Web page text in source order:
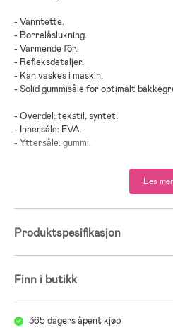
- Vanntette.
- Borrelåslukning.
- Varmende fôr.
- Refleksdetaljer.
- Kan vaskes i maskin.
- Solid gummisåle for optimalt
- Overdel: tekstil, syntet.
- Innersåle: EVA.
- Yttersåle: gummi.
Les mer
Produktspesifikasjon
Finn i butikk
365 dagers åpent kjøp